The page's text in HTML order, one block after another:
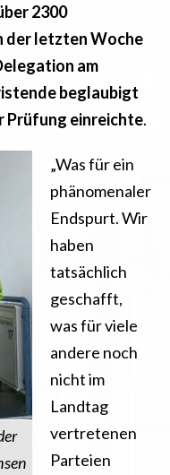
2300
der letzten Woche
am
beglaubigt
Prüfung einreichte.
„Was für ein
phänomenaler
Endspurt. Wir
haben
tatsächlich
geschafft,
was für viele
andere noch
nicht im
Landtag
vertretenen
Parteien